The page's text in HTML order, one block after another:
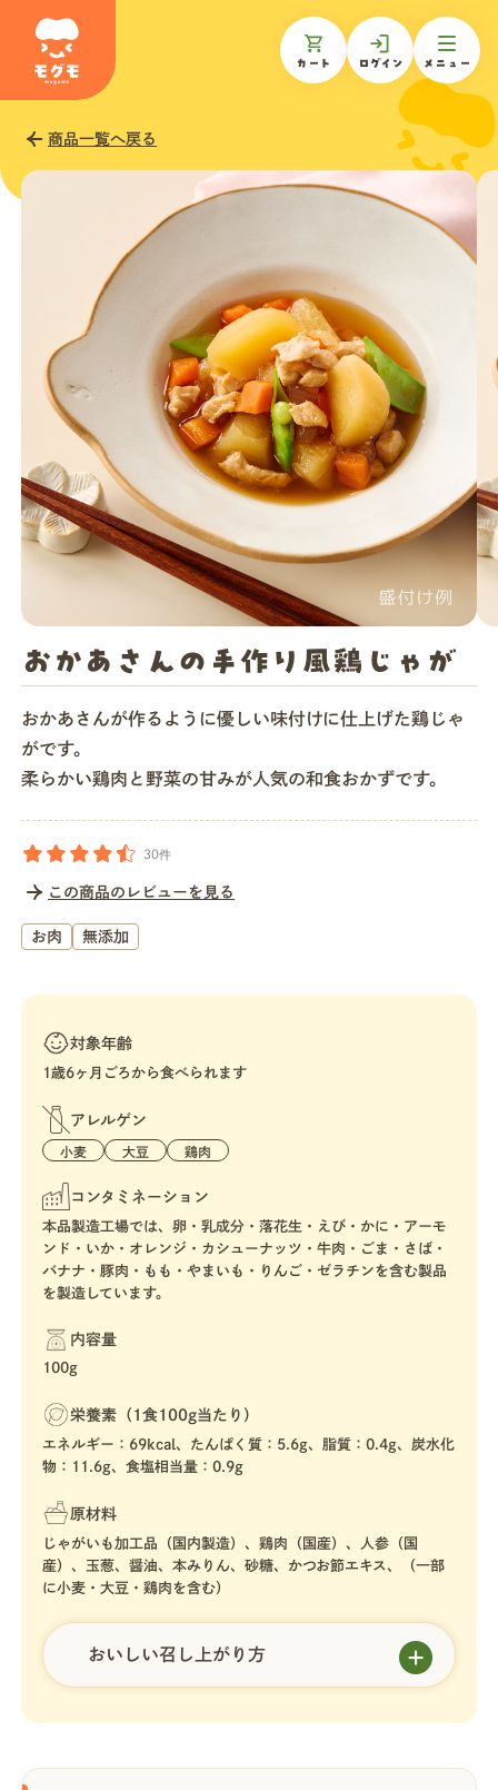
カート ログイン メニュー
モグモについて
商品一覧
ギフトを贈る
お知らせ
お客様の声
店舗一覧
モグモマガジン
今すぐお得に始める
商品一覧へ戻る
おかあさんの手作り風鶏じゃが
おかあさんが作るように優しい味付けに仕上げた鶏じゃ
がです。
柔らかい鶏肉と野菜の甘みが人気の和食おかずです。
30件
この商品のレビューを見る
お肉 無添加
対象年齢
1歳6ヶ月ごろから食べられます
アレルゲン
小麦 大豆 鶏肉
コンタミネーション
本品製造工場では、卵・乳成分・落花生・えび・かに・アーモ
ンド・いか・オレンジ・カシューナッツ・牛肉・ごま・さば・
バナナ・豚肉・もも・やまいも・りんご・ゼラチンを含む製品
を製造しています。
内容量
100g
栄養素（1食100g当たり）
エネルギー：69kcal、たんぱく質：5.6g、脂質：0.4g、炭水化
物：11.6g、食塩相当量：0.9g
原材料
じゃがいも加工品（国内製造）、鶏肉（国産）、人参（国
産）、玉葱、醤油、本みりん、砂糖、かつお節エキス、（一部
に小麦・大豆・鶏肉を含む）
おいしい召し上がり方